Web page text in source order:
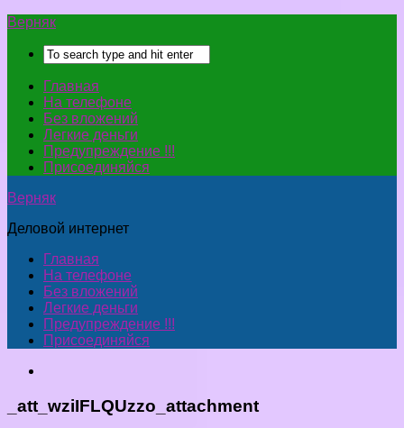
Верняк
Главная
На телефоне
Без вложений
Легкие деньги
Предупреждение !!!
Присоединяйся
Верняк
Деловой интернет
Главная
На телефоне
Без вложений
Легкие деньги
Предупреждение !!!
Присоединяйся
_att_wziIFLQUzzo_attachment